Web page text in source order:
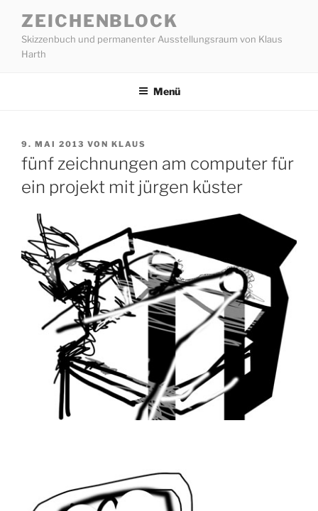
Inhalt
springen
ZEICHENBLOCK
Skizzenbuch und permanenter Ausstellungsraum von Klaus
Harth
Menü
VERÖFFENTLICHT
AM
9. MAI 2013 VON KLAUS
fünf zeichnungen am computer für
ein projekt mit jürgen küster